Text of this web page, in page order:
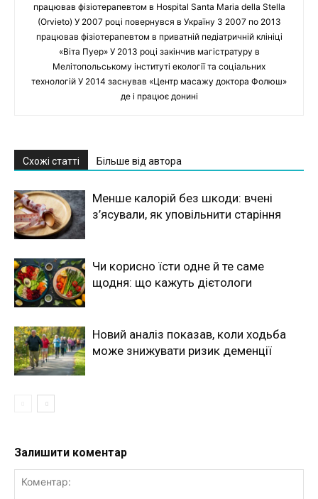
працював фізіотерапевтом в Hospital Santa Maria della Stella
(Orvieto) У 2007 році повернувся в Україну З 2007 по 2013
працював фізіотерапевтом в приватній педіатричній клініці
«Віта Пуер» У 2013 році закінчив магістратуру в
Мелітопольському інституті екології та соціальних
технологій У 2014 заснував «Центр масажу доктора Фолюш»
де і працює донині
Схожі статті Більше від автора
Менше калорій без шкоди: вчені
з’ясували, як уповільнити старіння
Чи корисно їсти одне й те саме
щодня: що кажуть дієтологи
Новий аналіз показав, коли ходьба
може знижувати ризик деменції
Залишити коментар